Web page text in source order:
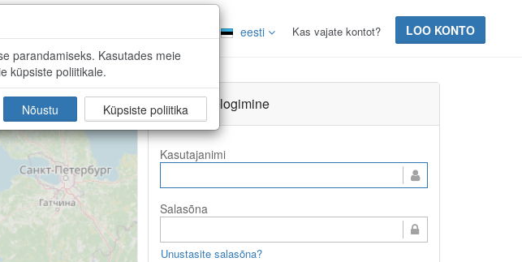
eesti Kas vajate kontot? LOO KONTO
parandamiseks. Kasutades meie
küpsiste poliitikale.
Nõustu Küpsiste poliitikaSBC sisselogimine
Kasutajanimi
Salasõna
Unustasite salasõna?